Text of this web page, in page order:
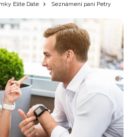
Elite Date Seznámení paní Petry